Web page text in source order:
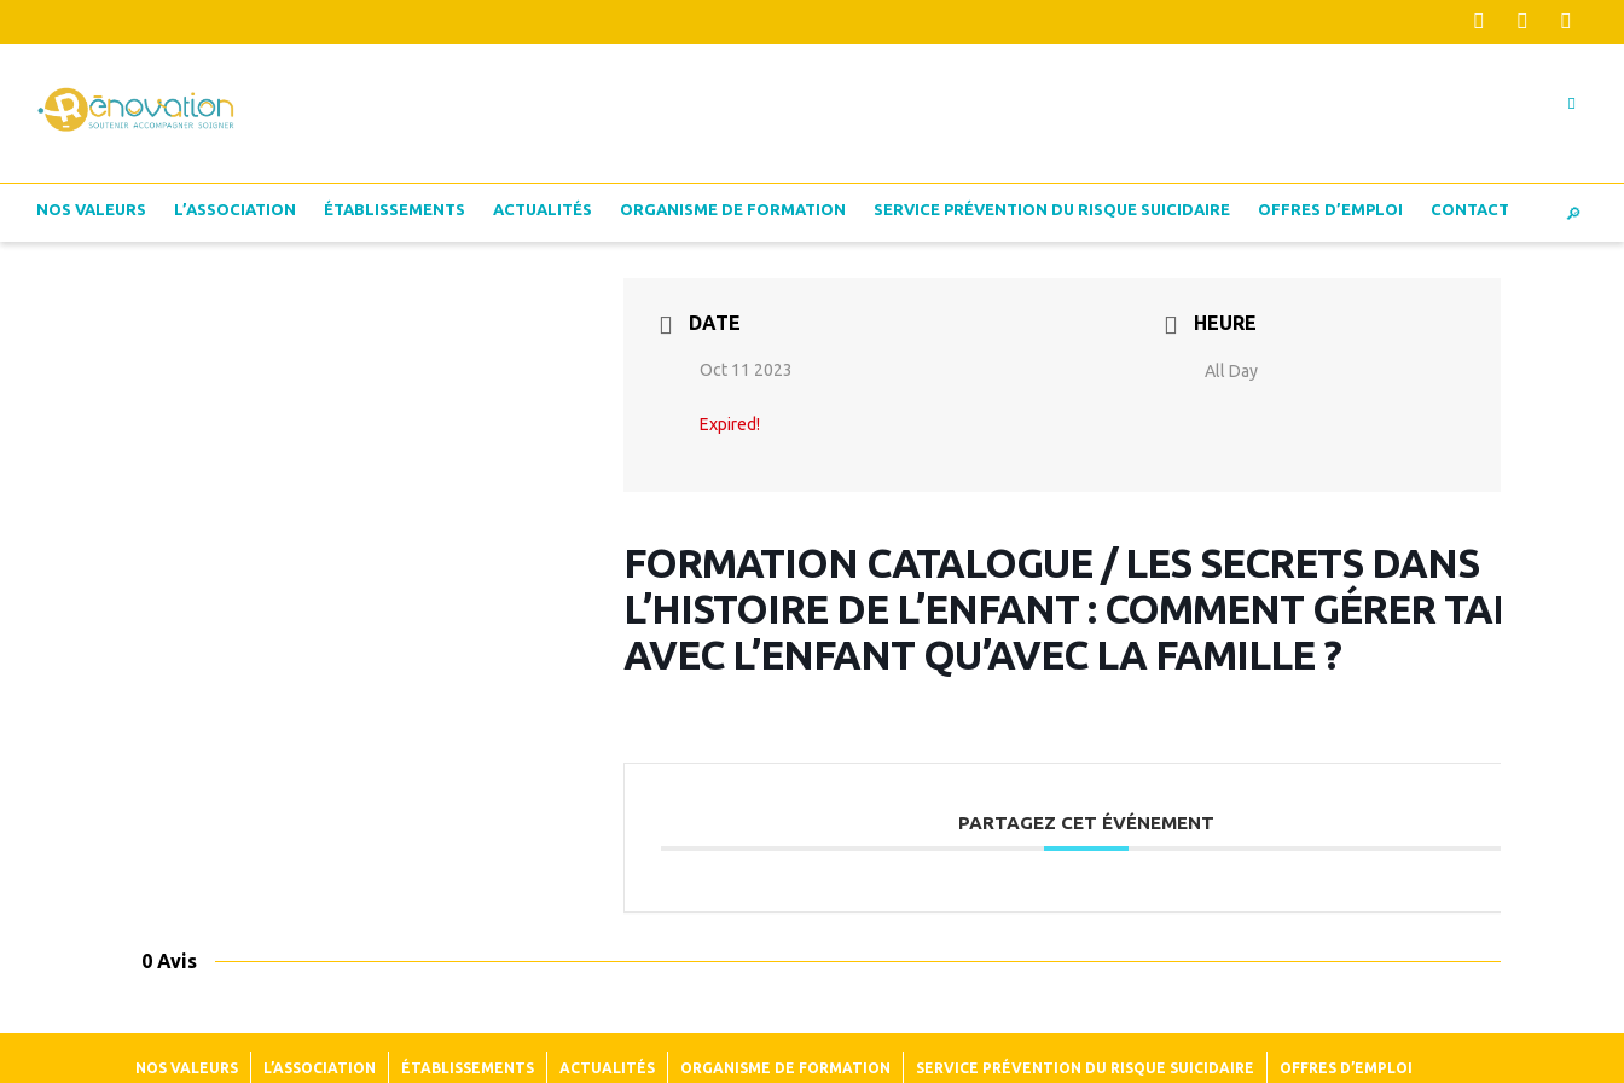
NOS VALEURS L’ASSOCIATION ÉTABLISSEMENTS ACTUALITÉS ORGANISME DE FORMATION SERVICE PRÉVENTION DU RISQUE SUICIDAIRE OFFRES D’EMPLOI CONTACT
DATE
Oct 11 2023
Expired!
HEURE
All Day
FORMATION CATALOGUE / LES SECRETS DANS
L’HISTOIRE DE L’ENFANT : COMMENT GÉRER TANT
AVEC L’ENFANT QU’AVEC LA FAMILLE ?
PARTAGEZ CET ÉVÉNEMENT
0 Avis
NOS VALEURS L’ASSOCIATION ÉTABLISSEMENTS ACTUALITÉS ORGANISME DE FORMATION SERVICE PRÉVENTION DU RISQUE SUICIDAIRE OFFRES D’EMPLOI